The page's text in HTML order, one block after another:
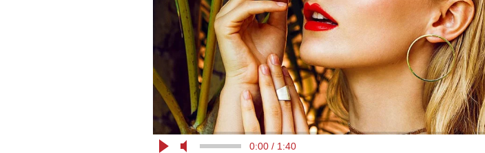
0:00 / 1:40